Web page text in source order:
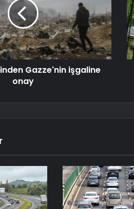
Gazze'nin işgaline
onay